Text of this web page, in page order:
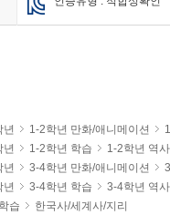
년 1-2학년 만화/애니메이션
년 1-2학년 학습
1-2학년 역
년 3-4학년 만화/애니메이션
년 3-4학년 학습
3-4학년 역
습 한국사/세계사/지리